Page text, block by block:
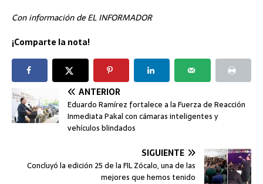
Con información de EL INFORMADOR
¡Comparte la nota!
ANTERIOR
Eduardo Ramírez fortalece a la Fuerza de Reacción
Inmediata Pakal con cámaras inteligentes y
vehículos blindados
SIGUIENTE
Concluyó la edición 25 de la FIL Zócalo, una de las
mejores que hemos tenido